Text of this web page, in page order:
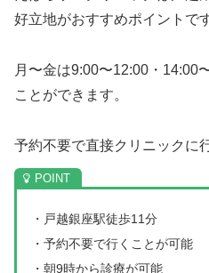
好立地がおすすめポイントです
月〜金は9:00〜12:00・14:00
ことができます。
予約不要で直接クリニックに
・戸越銀座駅徒歩11分
・予約不要で行くことが可能
・朝9時から診療が可能